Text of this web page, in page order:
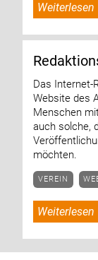
Weiterlesen
Das Internet-
Website des
Menschen
auch solche,
möchten.
Weiterlesen
VEREIN